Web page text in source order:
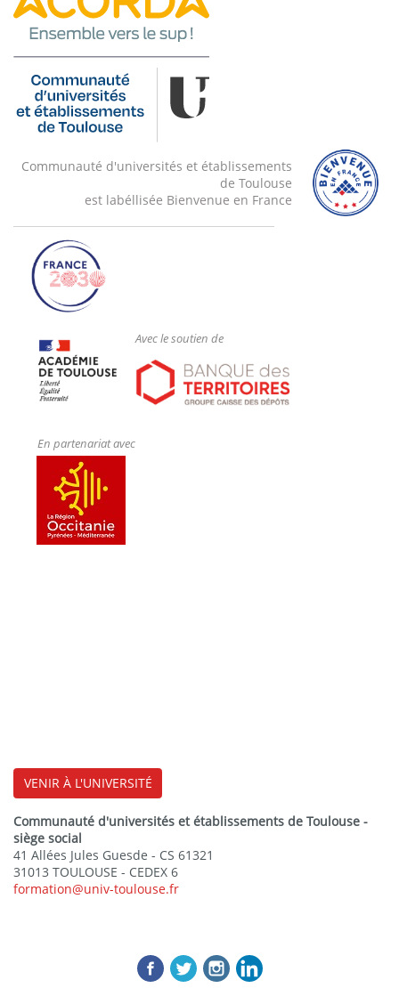
Communauté d'universités et établissements
de Toulouse
est labéllisée Bienvenue en France
Avec le soutien de
En partenariat avec
VENIR À L'UNIVERSITÉ
Communauté d'universités et établissements de Toulouse -
siège social
41 Allées Jules Guesde - CS 61321
31013 TOULOUSE - CEDEX 6
formation@univ-toulouse.fr